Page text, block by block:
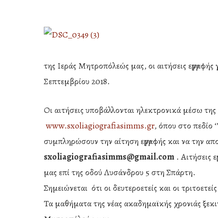
Hit enter to search or ESC to close
της Ιεράς Μητροπόλεώς μας, οι αιτήσεις
Σεπτεμβρίου 2018.
Οι αιτήσεις υποβάλλονται ηλεκτρονικά μέσω
www.sxoliagiografiasimms.gr, όπου στο πεδίο
συμπληρώσουν την αίτηση εγγραφής και να την
sxoliagiografiasimms@gmail.com . Αιτήσεις
μας επί της οδού Λυσάνδρου 5 στη Σπάρτη.
Σημειώνεται ότι οι δευτεροετείς και οι
Tα μαθήματα της νέας ακαδημαϊκής χρονιάς